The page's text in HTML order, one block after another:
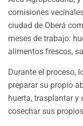
comisiones
ciudad de Oberá
meses de trabajo:
alimentos frescos,
Durante el proceso,
preparar su propio
huerta, trasplantar y
cosechar sus